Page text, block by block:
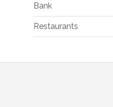
Bank
Restaurants